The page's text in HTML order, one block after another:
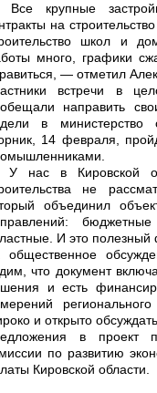
крупные
на
школ и
много, графики
— отметил
встречи в
направить
в министерство
14 февраля,
нас в Кировской
не
объединил
И это полезный
общественное
что документ
и есть
и открыто
в проект
по развитию
Кировской области.